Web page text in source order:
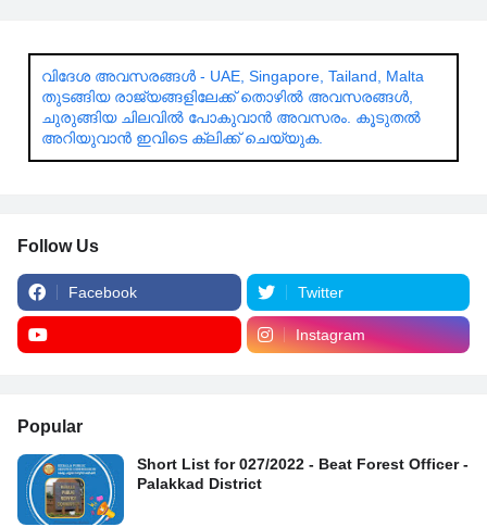
വിദേശ അവസരങ്ങൾ - UAE, Singapore, Tailand, Malta
തുടങ്ങിയ രാജ്യങ്ങളിലേക്ക് തൊഴിൽ അവസരങ്ങൾ,
ചുരുങ്ങിയ ചിലവിൽ പോകുവാൻ അവസരം. കൂടുതൽ
അറിയുവാൻ ഇവിടെ ക്ലിക്ക് ചെയ്യുക.
Follow Us
Facebook Twitter
Instagram
Popular
Short List for 027/2022 - Beat Forest Officer -
Palakkad District